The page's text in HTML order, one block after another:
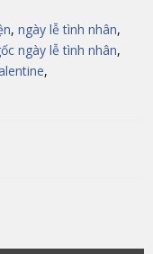
, ngày lễ tình nhân,
ngày lễ tình nhân,
,